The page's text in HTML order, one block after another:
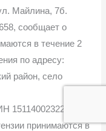
Майлина, 7б.
сообщает о
в течение 2
по адресу:
район, село
151140023222,
принимаются в